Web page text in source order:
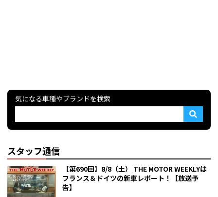
気になる車種やブランドを検索
スタッフ通信
【第690回】8/8（土） THE MOTOR WEEKLYは
フランス＆ドイツの新車レポート！【放送予
告】